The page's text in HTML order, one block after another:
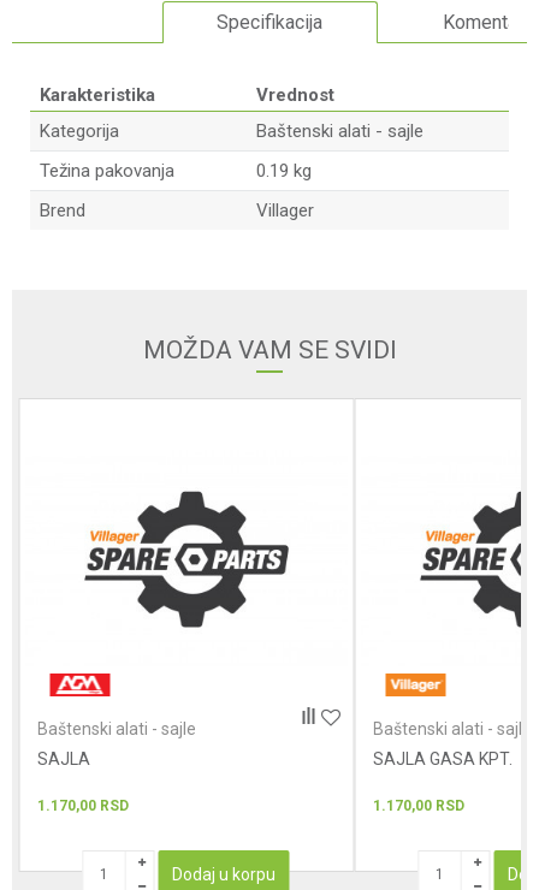
Specifikacija Komentari
Karakteristika
Vrednost
Kategorija
Baštenski alati - sajle
Težina pakovanja
0.19 kg
Brend
Villager
MOŽDA VAM SE SVIDI
Baštenski alati - sajle
SAJLA
1.170,00 RSD
Dodaj u korpu
Baštenski alati - sajle
SAJLA GASA KPT.
1.170,00 RSD